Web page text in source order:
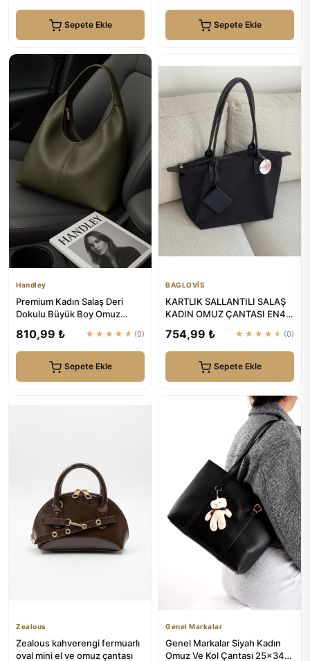
Sepete Ekle Sepete Ekle
Handley
Premium Kadın Salaş Deri
Dokulu Büyük Boy Omuz
810,99 ₺ ★★★★★ (0)
Sepete Ekle
BAGLOVİS
KARTLIK SALLANTILI SALAŞ
KADIN OMUZ ÇANTASI EN42
754,99 ₺ ★★★★★ (0)
Sepete Ekle
Zealous
Zealous kahverengi fermuarlı
oval mini el ve omuz çantası
Genel Markalar
Genel Markalar Siyah Kadın
Omuz Ve Kol Çantası 25x34